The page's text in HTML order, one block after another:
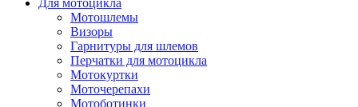
Для мотоцикла
Мотошлемы
Визоры
Гарнитуры для шлемов
Перчатки для мотоцикла
Мотокуртки
Моточерепахи
Мотоботинки